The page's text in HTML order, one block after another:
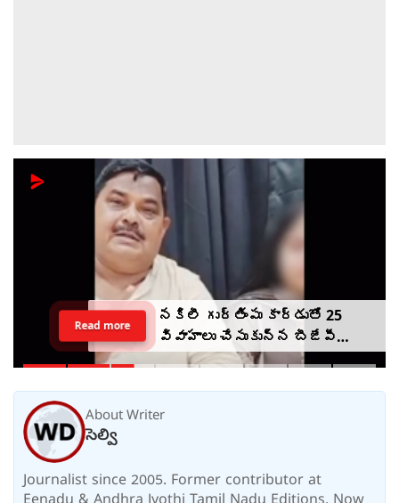
నకిలీ గుర్తింపు కార్డుతో 25
వివాహాలు చేసుకున్న బీజేపీ
ఎమ్మెల్యే అల్లుడు
Read more
About Writer
సెల్వి
Journalist since 2005. Former contributor at